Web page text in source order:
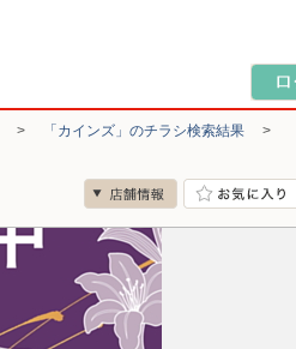
> 「カインズ」のチラシ検索結果 >